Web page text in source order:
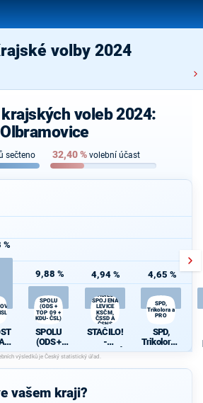
volby 2024
voleb 2024:
Olbramovice
sečteno 32,40% volební účast
%
9,88 %
SPOLU
(ODS +
TOP 09 +
KDU-ČSL)
SPOLU
(ODS +
TOP 09 +
KDU-ČSL)
4,94 %
STAČILO! -
SPOJENÁ
LEVICE
KSČM,
ČSSD A
ČSNS
STAČILO!
-
SPOJENÁ
LEVICE
KSČM,
4,65 %
SPD,
Trikolora a
PRO
SPD,
Trikolora a
PRO
vašem kraji?